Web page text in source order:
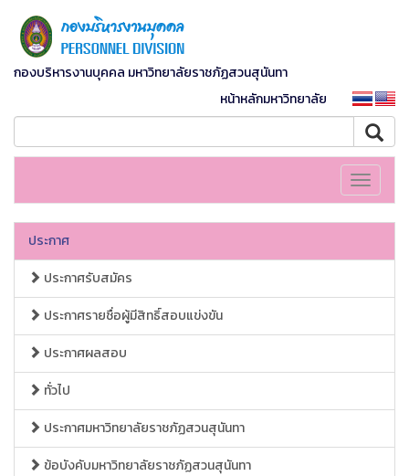
กองบริหารงานบุคคล มหาวิทยาลัยราชภัฏสวนสุนันทา
หน้าหลักมหาวิทยาลัย
Toggle
ประกาศ
ประกาศรับสมัคร
ประกาศรายชื่อผู้มีสิทธิ์สอบแข่งขัน
ประกาศผลสอบ
ทั่วไป
ประกาศมหาวิทยาลัยราชภัฏสวนสุนันทา
ข้อบังคับมหาวิทยาลัยราชภัฏสวนสุนันทา